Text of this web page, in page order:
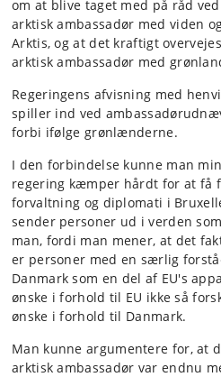
om at blive taget med på råd
arktisk ambassadør med viden
Arktis, og at det kraftigt
arktisk ambassadør med
Regeringens afvisning med
spiller ind ved
forbi ifølge grønlænderne.
I den forbindelse kunne man
regering kæmper hårdt for at få
forvaltning og diplomati i
sender personer ud i verden
man, fordi man mener, at det
er personer med en særlig
Danmark som en del af EU's
ønske i forhold til EU ikke så
ønske i forhold til Danmark.
Man kunne argumentere for, at
arktisk ambassadør var endnu